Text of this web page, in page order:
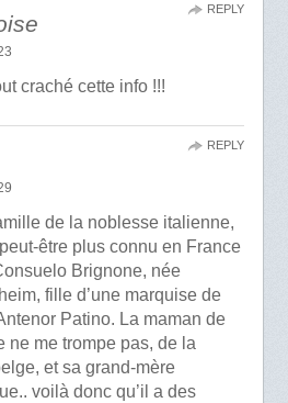
craché cette info !!!
REPLY
de la noblesse italienne,
être plus connu en France
Brignone, née
fille d’une marquise de
Patino. La maman de
ne me trompe pas, de la
et sa grand-mère
voilà donc qu’il a des
REPLY